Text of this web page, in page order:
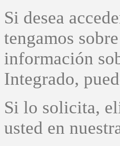
Si desea
tengamos
información
Integrado,
Si lo solicita,
usted en